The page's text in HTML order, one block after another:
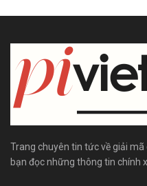
Trang chuyên tin tức về giải mã
bạn đọc những thông tin chính